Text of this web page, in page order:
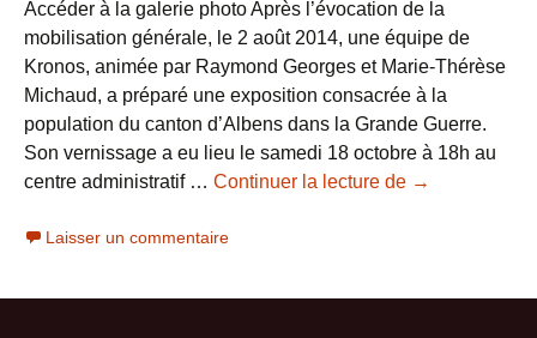
Accéder à la galerie photo Après l’évocation de la
mobilisation générale, le 2 août 2014, une équipe de
Kronos, animée par Raymond Georges et Marie-Thérèse
Michaud, a préparé une exposition consacrée à la
population du canton d’Albens dans la Grande Guerre.
Son vernissage a eu lieu le samedi 18 octobre à 18h au
centre administratif … Continuer la lecture de Se
l’exposition
→
Laisser un commentaire